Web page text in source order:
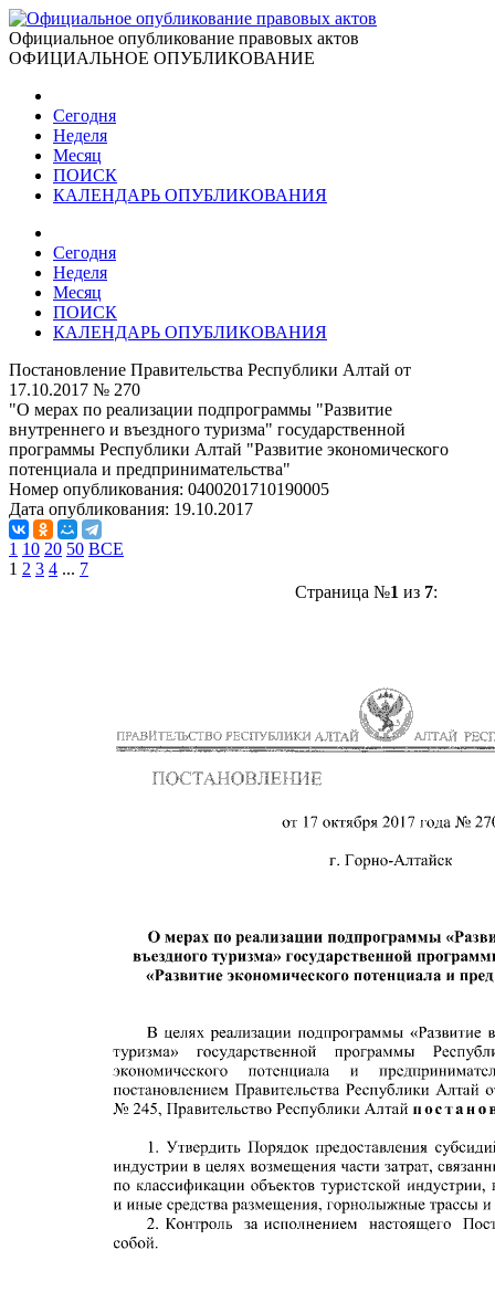
Официальное опубликование правовых актов
ОФИЦИАЛЬНОЕ ОПУБЛИКОВАНИЕ
Сегодня
Неделя
Месяц
ПОИСК
КАЛЕНДАРЬ ОПУБЛИКОВАНИЯ
Сегодня
Неделя
Месяц
ПОИСК
КАЛЕНДАРЬ ОПУБЛИКОВАНИЯ
Постановление Правительства Республики Алтай от
17.10.2017 № 270
"О мерах по реализации подпрограммы "Развитие
внутреннего и въездного туризма" государственной
программы Республики Алтай "Развитие экономического
потенциала и предпринимательства"
Номер опубликования: 0400201710190005
Дата опубликования: 19.10.2017
1 10 20 50 ВСЕ
1 2 3 4 ... 7
Страница №1 из 7: